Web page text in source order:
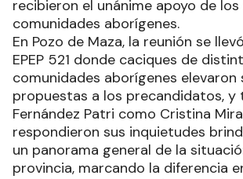
recibieron el unánime apoyo de
comunidades aborígenes.
En Pozo de Maza, la reunión se
EPEP 521 donde caciques de
comunidades aborígenes elevaron
propuestas a los precandidatos, y
Fernández Patri como Cristina
respondieron sus inquietudes
un panorama general de la
provincia, marcando la diferencia